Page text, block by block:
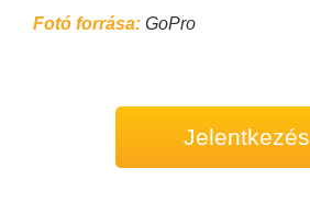
Fotó forrása: GoPro
Jelentkezés